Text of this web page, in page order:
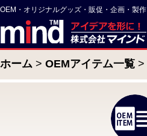
OEM・オリジナルグッズ・販促・企画・製作
ホーム OEMアイテム一覧